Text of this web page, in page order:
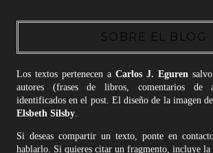
SOBRE EL BLOG
Los textos pertenecen a Carlos J. Eguren
autores (frases de libros, comentarios de
identificados en el post. El diseño de la imagen
Elsbeth Silsby.
Si deseas compartir un texto, ponte en
hablarlo. Si quieres citar un fragmento, incluye la